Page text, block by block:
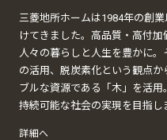
三菱地所ホームは1984年の創
けてきました。高品質・高付加
人々の暮らしと人生を豊かに
の活用、脱炭素化という観点
ブルな資源である「木」を活用
持続可能な社会の実現を目指し
詳細へ